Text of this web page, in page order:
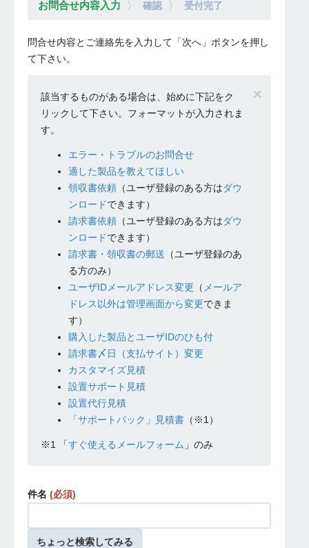
お問合せ内容入力 確認 受付完了
問合せ内容とご連絡先を入力して「次へ」ボタンを押し
て下さい。
×
該当するものがある場合は、始めに下記をク
リックして下さい。フォーマットが入力されま
す。
エラー・トラブルのお問合せ
適した製品を教えてほしい
領収書依頼 （ユーザ登録のある方はダウ
ンロードできます）
請求書依頼 （ユーザ登録のある方はダウ
ンロードできます）
請求書・領収書の郵送 （ユーザ登録のあ
る方のみ）
ユーザIDメールアドレス変更 （ メールア
ドレス以外は管理画面から変更できま
す）
購入した製品とユーザIDのひも付
請求書〆日（支払サイト）変更
カスタマイズ見積
設置サポート見積
設置代行見積
「サポートパック」見積書 （※1）
※1 「すぐ使えるメールフォーム 」のみ
件名 (必須)
ちょっと検索してみる